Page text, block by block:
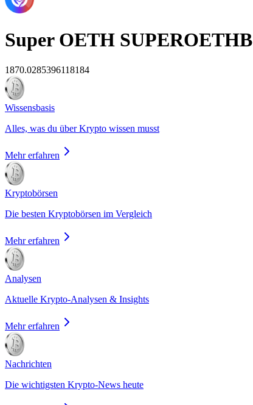
Super OETH SUPEROETHB
1870.0285396118184
Wissensbasis
Alles, was du über Krypto wissen musst
Mehr erfahren
Kryptobörsen
Die besten Kryptobörsen im Vergleich
Mehr erfahren
Analysen
Aktuelle Krypto-Analysen & Insights
Mehr erfahren
Nachrichten
Die wichtigsten Krypto-News heute